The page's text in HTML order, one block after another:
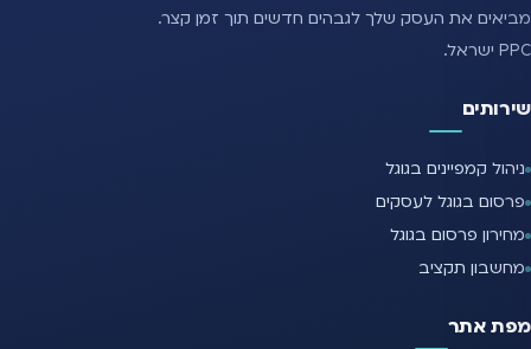
מביאים את העסק שלך לגבהים חדשים תוך זמן קצר.
PPC ישראל.
שירותים
ניהול קמפיינים בגוגל
פרסום בגוגל לעסקים
מחירון פרסום בגוגל
מחשבון תקציב
מפת אתר